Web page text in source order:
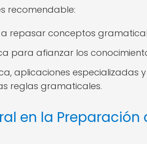
recomendable:
repasar conceptos
para afianzar los
aplicaciones especializadas
reglas gramaticales.
en la Preparación